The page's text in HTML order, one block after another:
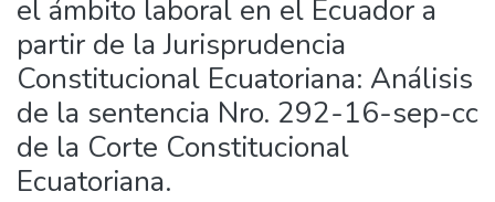
el ámbito laboral en el Ecuador a
partir de la Jurisprudencia
Constitucional Ecuatoriana: Análisis
de la sentencia Nro. 292-16-sep-cc
de la Corte Constitucional
Ecuatoriana.